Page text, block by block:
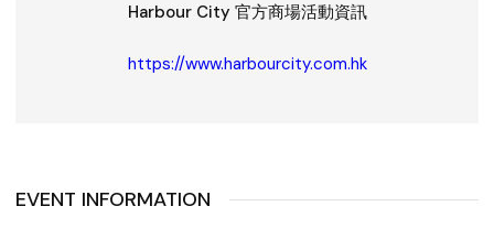
Harbour City 官方商場活動資訊
https://www.harbourcity.com.hk
EVENT INFORMATION